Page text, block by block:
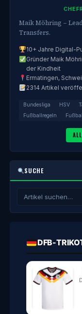
Maik Möhring –
Transfers.
10+ Jahre Digital-
Gründer Maik
der Kindheit
Ermatingen,
2314 Artikel
Bundesliga HSV
Fußballregeln
SUCHE
DFB-